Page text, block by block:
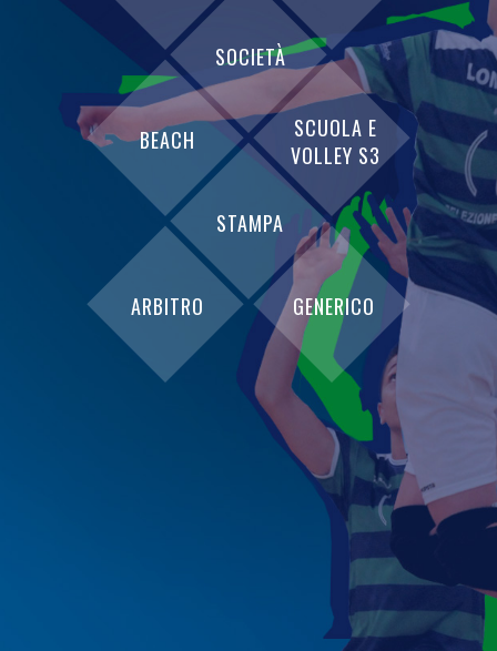
GENERICO
SOCIETÀ
BEACH
STAMPA
ARBITRO
SCUOLA E
VOLLEY S3